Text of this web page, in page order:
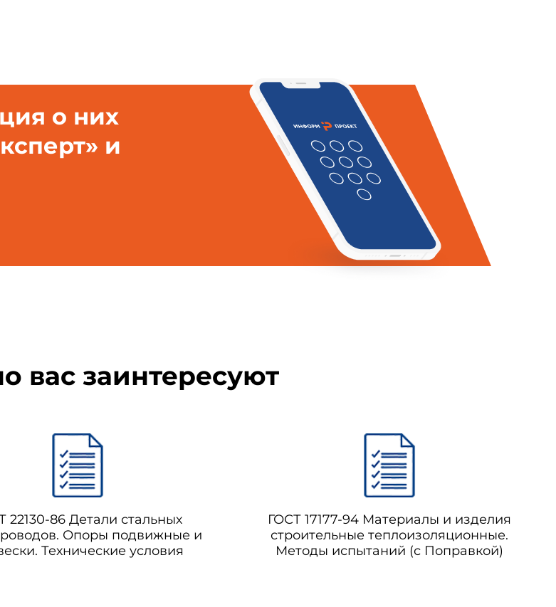
о них
и
вас заинтересуют
22130-86 Детали стальных
Опоры подвижные и
Технические условия
ГОСТ 17177-94 Материалы и изделия
строительные теплоизоляционные.
Методы испытаний (с Поправкой)